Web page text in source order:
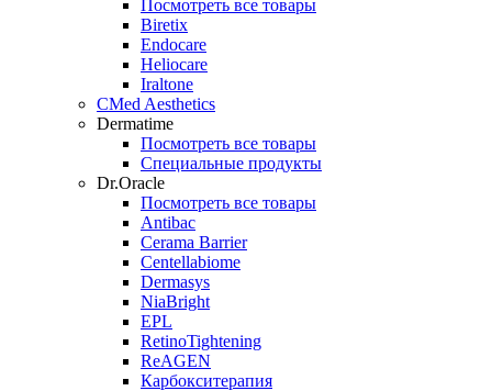
Посмотреть все товары
Biretix
Endocare
Heliocare
Iraltone
CMed Aesthetics
Dermatime
Посмотреть все товары
Специальные продукты
Dr.Oracle
Посмотреть все товары
Antibac
Cerama Barrier
Centellabiome
Dermasys
NiaBright
EPL
RetinoTightening
ReAGEN
Карбокситерапия